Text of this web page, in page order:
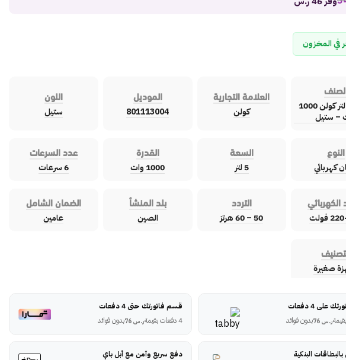
في المخزون
عجانة 5 لتر كولن 1000
– ستيل
العلامة التجارية
كولن
الموديل
801113004
اللون
ستيل
النوع
كهربائي
السعة
5 لتر
القدرة
1000 وات
عدد السرعات
6 سرعات
الكهربائي
فولت
التردد
50 – 60 هرتز
بلد المنشأ
الصين
الضمان الشامل
عامين
صغيرة
على 4 دفعات
ر.س بدون فوائد
قسم فاتورتك حتى 4 دفعات
4 دفعات بقيمة
ر.س 76 بدون فوائد
البنكية
دفع سريع وآمن مع أبل باي